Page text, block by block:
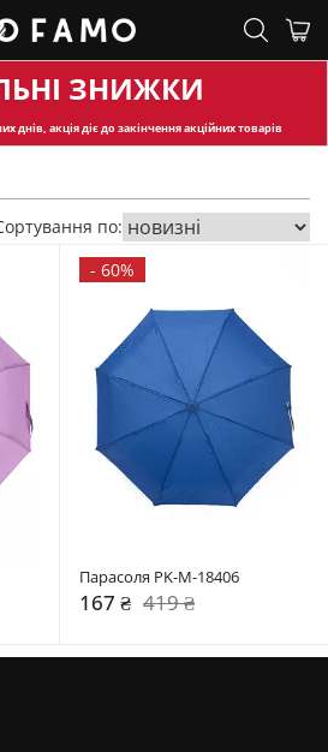
ЗНИЖКИ
днів, акція діє до закінчення акційних товарів
по:
- 60%
Парасоля PK-M-18406
167 ₴ 419 ₴